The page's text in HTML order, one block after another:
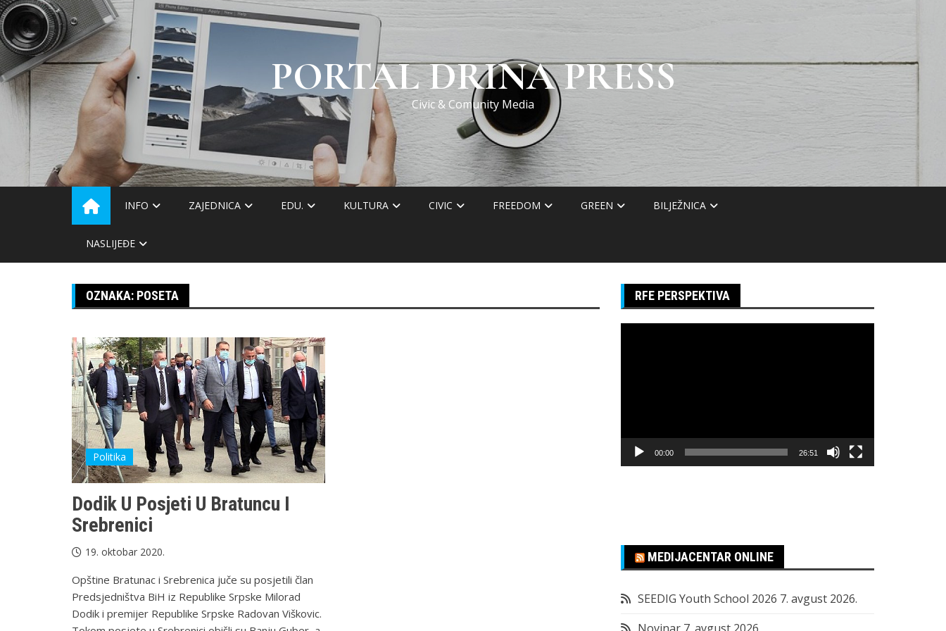
Skip
to
content
PORTAL DRINA PRESS
Civic & Comunity Media
INFO ZAJEDNICA EDU. KULTURA CIVIC FREEDOM GREEN BILJEŽNICA
NASLIJEĐE
OZNAKA: POSETA
Politika
Dodik U Posjeti U Bratuncu I
Srebrenici
19. oktobar 2020.
Opštine Bratunac i Srebrenica juče su posjetili član
Predsjedništva BiH iz Republike Srpske Milorad
Dodik i premijer Republike Srpske Radovan Viškovic.
RFE PERSPEKTIVA
00:00 26:51
MEDIJACENTAR ONLINE
SEEDIG Youth School 2026 7. avgust 2026.
Novinar 7. avgust 2026.